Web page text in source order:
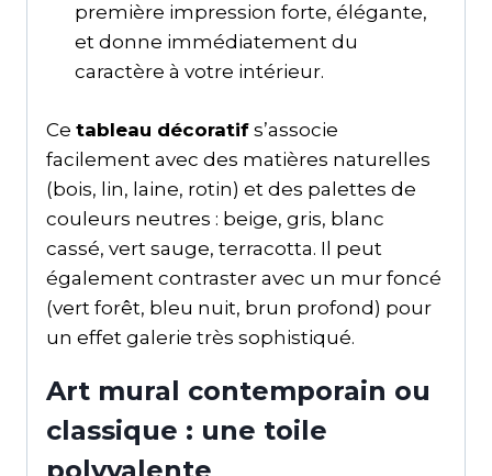
première impression forte, élégante,
et donne immédiatement du
caractère à votre intérieur.
Ce tableau décoratif s’associe
facilement avec des matières naturelles
(bois, lin, laine, rotin) et des palettes de
couleurs neutres : beige, gris, blanc
cassé, vert sauge, terracotta. Il peut
également contraster avec un mur foncé
(vert forêt, bleu nuit, brun profond) pour
un effet galerie très sophistiqué.
Art mural contemporain ou
classique : une toile